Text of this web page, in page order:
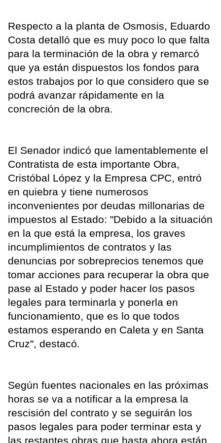
Respecto a la planta de Osmosis, Eduardo
Costa detalló que es muy poco lo que falta
para la terminación de la obra y remarcó
que ya están dispuestos los fondos para
estos trabajos por lo que considero que se
podrá avanzar rápidamente en la
concreción de la obra.
El Senador indicó que lamentablemente el
Contratista de esta importante Obra,
Cristóbal López y la Empresa CPC, entró
en quiebra y tiene numerosos
inconvenientes por deudas millonarias de
impuestos al Estado: "Debido a la situación
en la que está la empresa, los graves
incumplimientos de contratos y las
denuncias por sobreprecios tenemos que
tomar acciones para recuperar la obra que
pase al Estado y poder hacer los pasos
legales para terminarla y ponerla en
funcionamiento, que es lo que todos
estamos esperando en Caleta y en Santa
Cruz", destacó.
Según fuentes nacionales en las próximas
horas se va a notificar a la empresa la
rescisión del contrato y se seguirán los
pasos legales para poder terminar esta y
las restantes obras que hasta ahora están